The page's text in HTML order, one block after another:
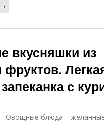
→
вкусняшки из
с
Овощные блюда – желанные